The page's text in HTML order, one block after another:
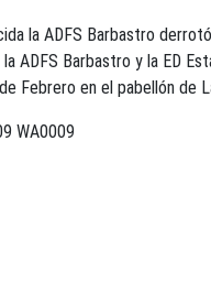
la ADFS Barbastro
ADFS Barbastro y la ED
Febrero en el pabellón de